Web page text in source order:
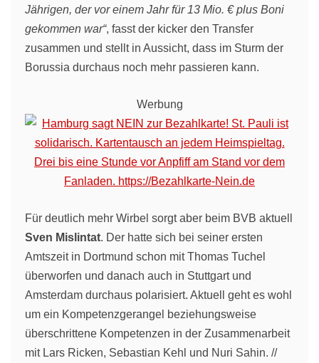
Jährigen, der vor einem Jahr für 13 Mio. € plus Boni
gekommen war“, fasst der kicker den Transfer
zusammen und stellt in Aussicht, dass im Sturm der
Borussia durchaus noch mehr passieren kann.
Werbung
Für deutlich mehr Wirbel sorgt aber beim BVB aktuell
Sven Mislintat. Der hatte sich bei seiner ersten
Amtszeit in Dortmund schon mit Thomas Tuchel
überworfen und danach auch in Stuttgart und
Amsterdam durchaus polarisiert. Aktuell geht es wohl
um ein Kompetenzgerangel beziehungsweise
überschrittene Kompetenzen in der Zusammenarbeit
mit Lars Ricken, Sebastian Kehl und Nuri Sahin. //